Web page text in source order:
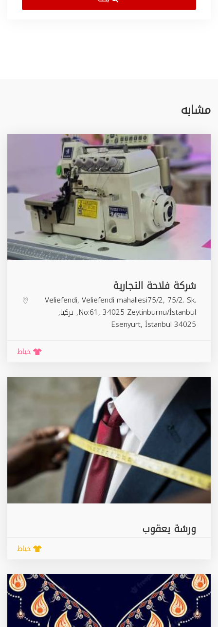
مشابه
شركة فلاحة التجارية
Veliefendi, Veliefendi mahallesi75/2, 75/2. Sk.
No:61, 34025 Zeytinburnu/İstanbul, تركيا,
Esenyurt, İstanbul 34025
خياط
ورشة يعقوب
خياط